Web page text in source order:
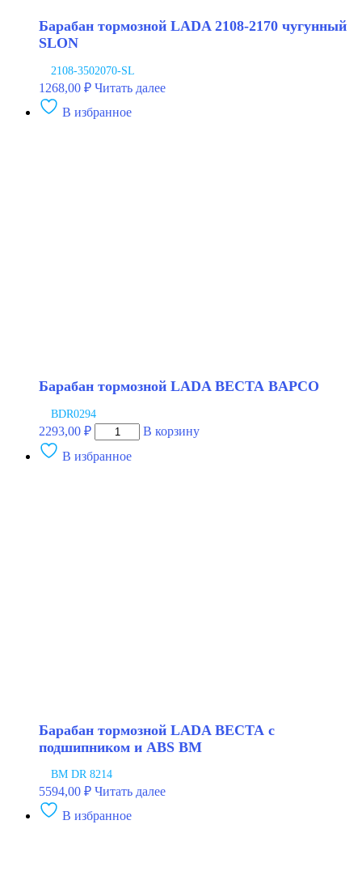
Барабан тормозной LADA 2108-2170 чугунный
SLON
2108-3502070-SL
1268,00 ₽ Читать далее
В избранное
Барабан тормозной LADA ВЕСТА BAPCO
BDR0294
2293,00 ₽
Количество
товара
Барабан
В корзину
В избранное
Барабан тормозной LADA ВЕСТА с
подшипником и ABS BM
BM DR 8214
5594,00 ₽ Читать далее
В избранное